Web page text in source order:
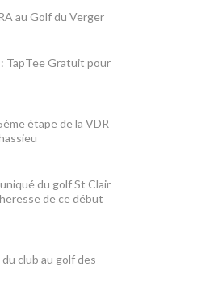
au Golf du Verger
TapTee Gratuit pour
étape de la VDR
du golf St Clair
de ce début
club au golf des